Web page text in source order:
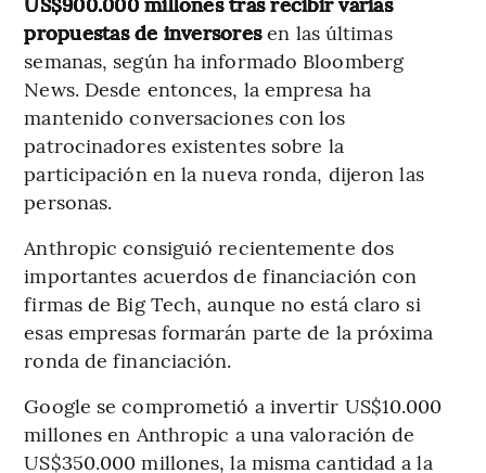
propuestas de inversoresen las últimas
semanas, según ha informado Bloomberg
News. Desde entonces, la empresa ha
mantenido conversaciones con los
patrocinadores existentes sobre la
participación en la nueva ronda, dijeron las
personas.
Anthropic consiguió recientemente dos
importantes acuerdos de financiación con
firmas de Big Tech, aunque no está claro si
esas empresas formarán parte de la próxima
ronda de financiación.
Google se comprometió a invertir US$10.000
millones en Anthropic a una valoración de
US$350.000 millones, la misma cantidad a la